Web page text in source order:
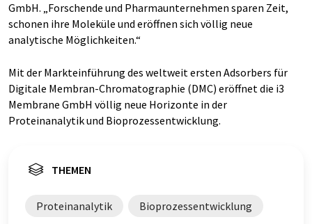
GmbH. „Forschende und Pharmaunternehmen sparen Zeit,
schonen ihre Moleküle und eröffnen sich völlig neue
analytische Möglichkeiten.“
Mit der Markteinführung des weltweit ersten Adsorbers für
Digitale Membran-Chromatographie (DMC) eröffnet die i3
Membrane GmbH völlig neue Horizonte in der
Proteinanalytik und Bioprozessentwicklung.
THEMEN
Proteinanalytik Bioprozessentwicklung